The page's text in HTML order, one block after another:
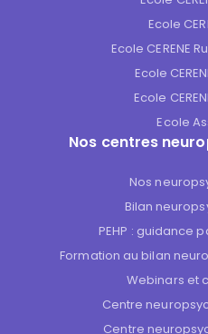
Ecole
Ecole CERENE
Ecole
Ecole
Ecole
Nos centres
Nos
Bilan
PEHP : guidance
Formation au bilan
Webinars et
Centre
Centre